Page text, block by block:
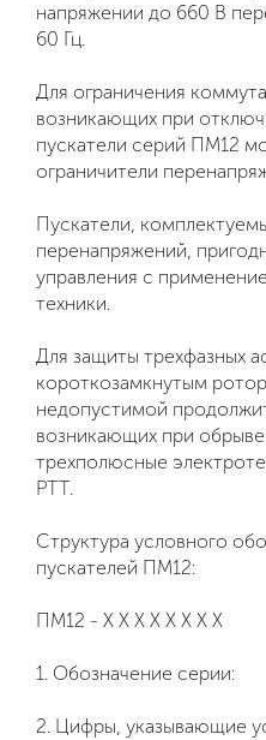
напряжении до 660 В
60 Гц.
Для ограничения
возникающих при
пускатели серий ПМ12
ограничители
Пускатели,
перенапряжений,
управления с
техники.
Для защиты трехфазных
короткозамкнутым
недопустимой
возникающих при
трехполюсные
РТТ.
Структура условного
пускателей ПМ12:
ПМ12 - Х Х Х Х Х Х Х Х
1. Обозначение серии:
2. Цифры, указывающие